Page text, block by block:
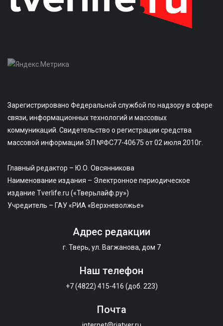
Зарегистрировано Федеральной службой по надзору в сфере
связи, информационных технологий и массовых
коммуникаций. Свидетельство о регистрации средства
массовой информации ЭЛ №ФС77-40675 от 02 июля 2010г.
Главный редактор – Ю.О. Овсянникова
Наименование издания – Электронное периодическое
издание Tverlife.ru («Тверьлайф.ру»)
Учредитель – ГАУ «РИА «Верхневолжье»
Адрес редакции
г. Тверь, ул. Вагжанова, дом 7
Наш телефон
+7 (4822) 415-416 (доб. 223)
Почта